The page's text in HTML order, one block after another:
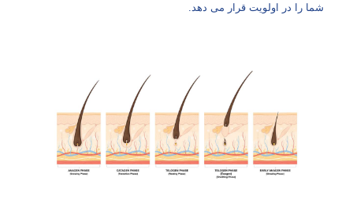
شما را در اولویت قرار می‌ دهد.